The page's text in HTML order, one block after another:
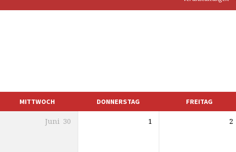
MITTWOCH DONNERSTAG FREITAG
Juni 30 1 2